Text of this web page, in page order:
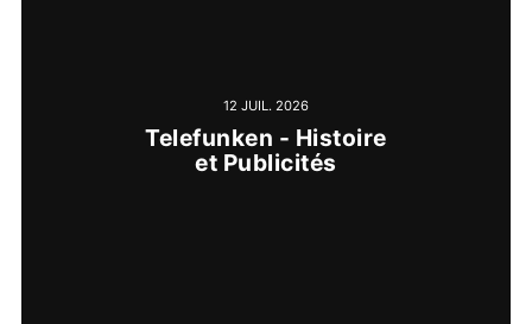
12 JUIL. 2026
Telefunken - Histoire
et Publicités